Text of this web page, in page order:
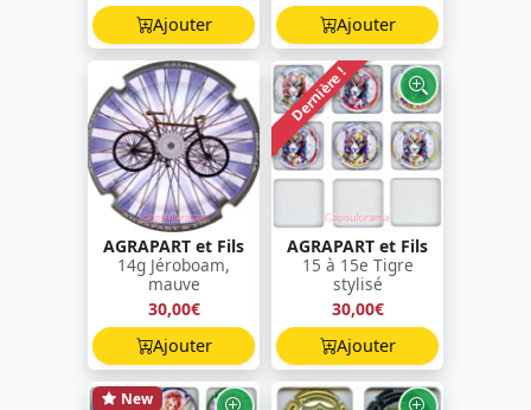
Ajouter
Ajouter
AGRAPART et Fils
14g Jéroboam,
mauve
30,00€
Ajouter
Dernière !
AGRAPART et Fils
15 à 15e Tigre
stylisé
30,00€
Ajouter
New